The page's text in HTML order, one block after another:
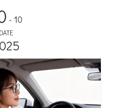
- 10
DATE